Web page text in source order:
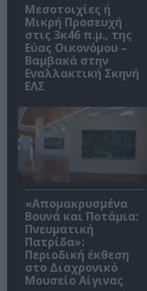
Μεσοτοιχίες ή
Μικρή Προσευχή
στις 3κ46 π.μ., της
Εύας Οικονόμου –
Βαμβακά στην
Εναλλακτική Σκηνή
ΕΛΣ
«Απομακρυσμένα
Βουνά και Ποτάμια:
Πνευματική
Πατρίδα»:
Περιοδική έκθεση
στο Διαχρονικό
Μουσείο Αίγινας